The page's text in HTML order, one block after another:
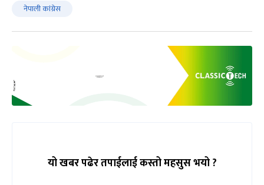
नेपाली कांंग्रेस
यो खबर पढेर तपाईलाई कस्तो महसुस भयो ?